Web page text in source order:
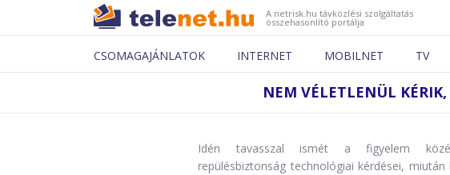
A netrisk.hu távközlési szolgáltatás
összehasonlító portálja
CSOMAGAJÁNLATOK INTERNET MOBILNET TV
NEM VÉLETLENÜL
Idén tavasszal ismét a figyelem
repülésbiztonság technológiai kérdései,